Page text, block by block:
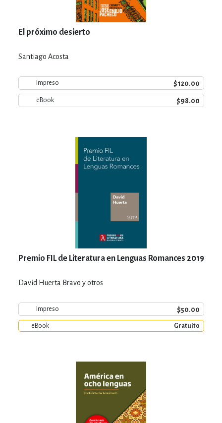
El próximo desierto
Santiago Acosta
Impreso $120.00
eBook $98.00
Premio FIL de Literatura en Lenguas Romances 2019
David Huerta Bravo y otros
Impreso $50.00
eBook Gratuito